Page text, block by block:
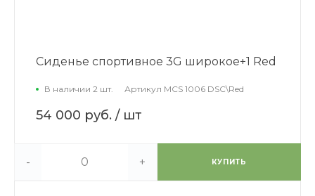
Сиденье спортивное 3G широкое+1 Red
В наличии 2 шт. Артикул MCS 1006 DSC\Red
54 000 руб. / шт
- + КУПИТЬ